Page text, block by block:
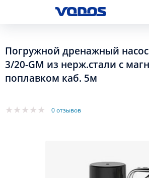
Погружной дренажный
3/20-GM из нерж.стали с
поплавком каб. 5м
0 отзывов